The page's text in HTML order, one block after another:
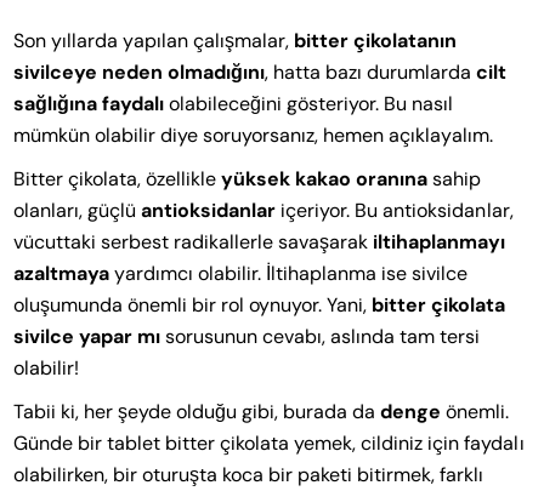
Son yıllarda yapılan çalışmalar, bitter çikolatanın
sivilceye neden olmadığını, hatta bazı durumlardacilt
sağlığına faydalıolabileceğini gösteriyor. Bu nasıl
mümkün olabilir diye soruyorsanız, hemen açıklayalım.
Bitter çikolata, özellikleyüksek kakao oranınasahip
olanları, güçlüantioksidanlar içeriyor. Bu antioksidanlar,
vücuttaki serbest radikallerle savaşarak iltihaplanmayı
azaltmayayardımcı olabilir. İltihaplanma ise sivilce
oluşumunda önemli bir rol oynuyor. Yani, bitter çikolata
sivilce yapar mısorusunun cevabı, aslında tam tersi
olabilir!
Tabii ki, her şeyde olduğu gibi, burada dadenge önemli.
Günde bir tablet bitter çikolata yemek, cildiniz için faydalı
olabilirken, bir oturuşta koca bir paketi bitirmek, farklı